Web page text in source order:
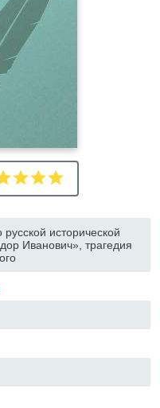
исторической
Иванович», трагедия